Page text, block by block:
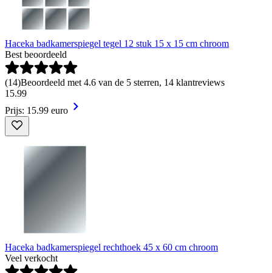
Haceka badkamerspiegel tegel 12 stuk 15 x 15 cm chroom
Best beoordeeld
(14)Beoordeeld met 4.6 van de 5 sterren, 14 klantreviews
15.99
Prijs: 15.99 euro
Haceka badkamerspiegel rechthoek 45 x 60 cm chroom
Veel verkocht